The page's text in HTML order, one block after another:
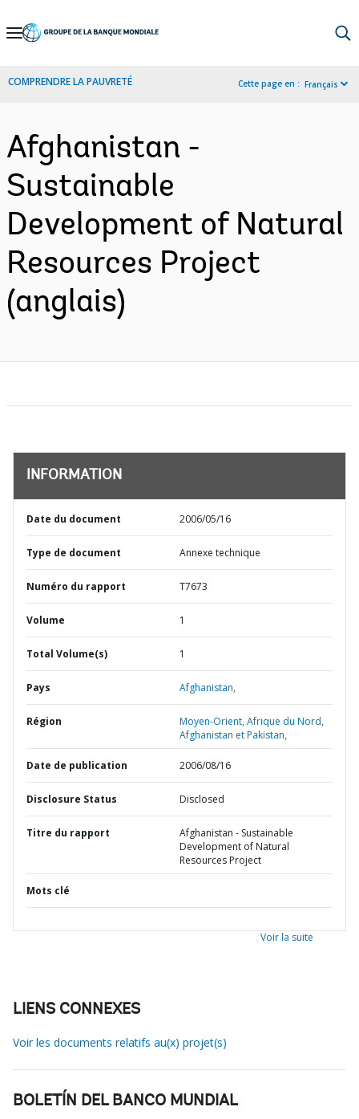
Skip
Navigation
COMPRENDRE LA PAUVRETÉ Cette page en : Français
Afghanistan -
Sustainable
Development of Natural
Resources Project
(anglais)
INFORMATION
Date du document 2006/05/16
Type de document Annexe technique
Numéro du rapport T7673
Volume 1
Total Volume(s) 1
Pays Afghanistan,
Région
Moyen-Orient, Afrique du Nord,
Afghanistan et Pakistan,
Date de publication 2006/08/16
Disclosure Status Disclosed
Titre du rapport
Afghanistan - Sustainable
Development of Natural
Resources Project
Mots clé
Voir la suite
LIENS CONNEXES
Voir les documents relatifs au(x) projet(s)
BOLETÍN DEL BANCO MUNDIAL